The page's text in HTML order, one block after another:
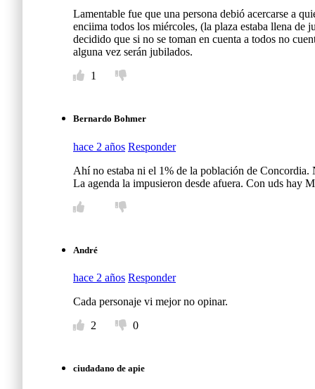
Lamentable fue que una persona debió acercarse a
enciima todos los miércoles, (la plaza estaba llena de
decidido que si no se toman en cuenta a todos no
alguna vez serán jubilados.
1
Bernardo Bohmer
hace 2 años Responder
Ahí no estaba ni el 1% de la población de
La agenda la impusieron desde afuera. Con uds hay
André
hace 2 años Responder
Cada personaje vi mejor no opinar.
2
0
ciudadano de apie